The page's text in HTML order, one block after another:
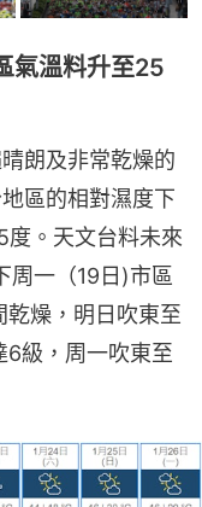
氣溫料升至25
朗及非常乾燥的
區的相對濕度下
度。天文台料未來
周一（19日)市區
燥，明日吹東至
級，周一吹東至